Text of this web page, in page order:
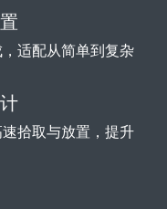
适配从简单到复杂
拾取与放置，提升